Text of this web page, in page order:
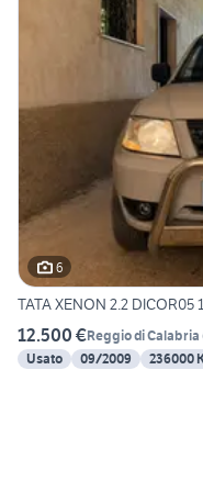
6
TATA XENON 2.2
12.500 €Reggio di Calabria
Usato
09/2009 236000